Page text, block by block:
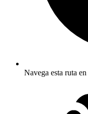
Navega esta ruta en